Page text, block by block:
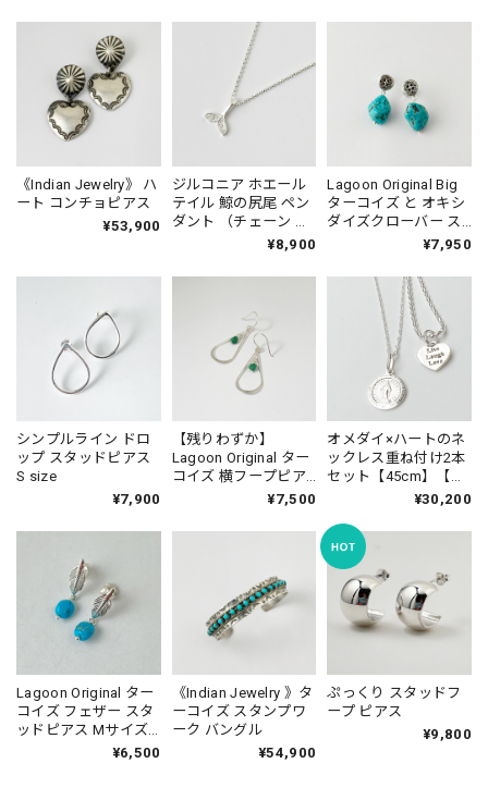
《Indian Jewelry》 ハ
ート コンチョピアス
¥53,900
ジルコニア ホエール
テイル 鯨の尻尾 ペン
ダント （チェーン オ
プション） 鯨 クジラ
¥8,900
Lagoon Original Big
ターコイズ と オキシ
ダイズクローバー ス
¥7,950
シンプルライン ドロ
ップ スタッドピアス
S size
¥7,900
【残りわずか】
Lagoon Original ター
コイズ 横フープピア
¥7,500
オメダイ×ハートのネ
ックレス重ね付け2本
セット【45cm】【リ
トルラグーン応援団
【送料無料】★★
¥30,200
Lagoon Original ター
コイズ フェザー スタ
ッドピアス Mサイズ
¥6,500
《Indian Jewelry 》タ
ーコイズ スタンプワ
ーク バングル
¥54,900
ぷっくり スタッドフ
ープ ピアス
¥9,800